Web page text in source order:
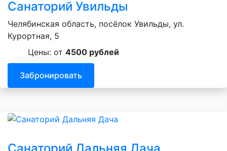
Санаторий Увильды
Челябинская область, посёлок Увильды, ул.
Курортная, 5
Цены: от 4500 рублей
Забронировать